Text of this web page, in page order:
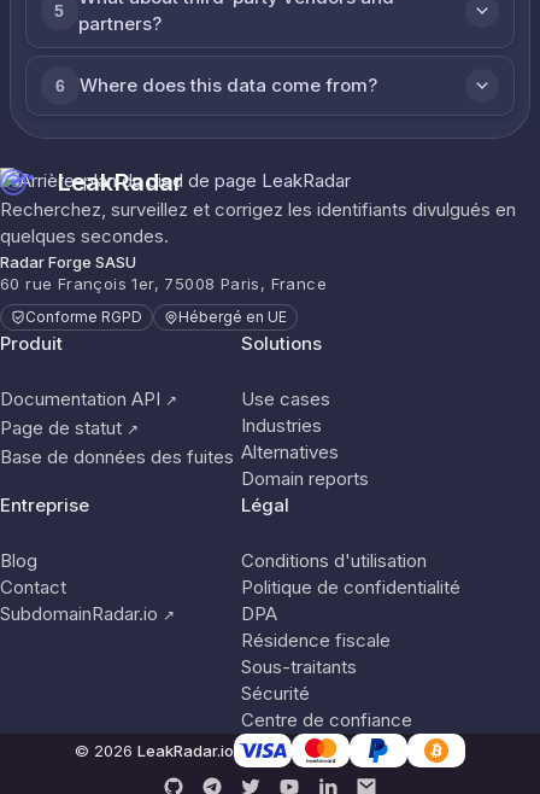
5
partners?
6 Where does this data come from?
LeakRadar
Recherchez, surveillez et corrigez les identifiants divulgués en
quelques secondes.
Radar Forge SASU
60 rue François 1er, 75008 Paris, France
Conforme RGPD Hébergé en UE
Produit
Documentation API ↗
Page de statut ↗
Base de données des fuites
Solutions
Use cases
Industries
Alternatives
Domain reports
Entreprise
Blog
Contact
SubdomainRadar.io ↗
Légal
Conditions d'utilisation
Politique de confidentialité
DPA
Résidence fiscale
Sous-traitants
Sécurité
Centre de confiance
© 2026 LeakRadar.io